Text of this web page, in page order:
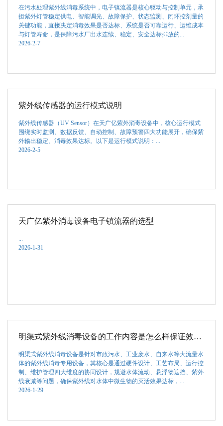
在污水处理紫外线消毒系统中，电子镇流器是核心驱动与控制单元，承
担紫外灯管稳定供电、智能调光、故障保护、状态监测、闭环控剂量的
关键功能，直接决定消毒效果是否达标、系统是否可靠运行、运维成本
与灯管寿命，是保障污水厂出水连续、稳定、安全达标排放的...
2026-2-7
紫外线传感器的运行模式说明
紫外线传感器（UV Sensor）在天广亿紫外消毒设备中，核心运行模式
围绕实时监测、数据反馈、自动控制、故障预警四大功能展开，确保紫
外输出稳定、消毒效果达标。以下是运行模式说明：...
2026-2-5
天广亿紫外消毒设备电子镇流器的选型
2026-1-31
明渠式紫外线消毒设备的工作内容是怎么样保证效果的
明渠式紫外线消毒设备是针对市政污水、工业废水、自来水等大流量水
体的紫外线消毒专用设备，其核心是通过硬件设计、工艺布局、运行控
制、维护管理四大维度的协同设计，规避水体流动、悬浮物遮挡、紫外
线衰减等问题，确保紫外线对水体中微生物的灭活效果达标，...
2026-1-29